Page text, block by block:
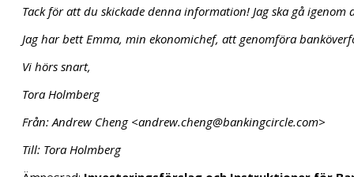
Tack för att du skickade denna information! Jag ska gå
Jag har bett Emma, min ekonomichef, att genomföra
Vi hörs snart,
Tora Holmberg
Från: Andrew Cheng <andrew.cheng@bankingcircle.com>
Till: Tora Holmberg